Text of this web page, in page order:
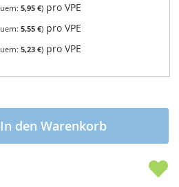
5,95 € pro VPE
5,55 € pro VPE
5,23 € pro VPE
In den Warenkorb